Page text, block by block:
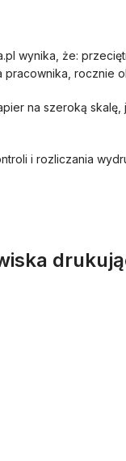
wynika, że:
rocznie
na szeroką
i rozliczania